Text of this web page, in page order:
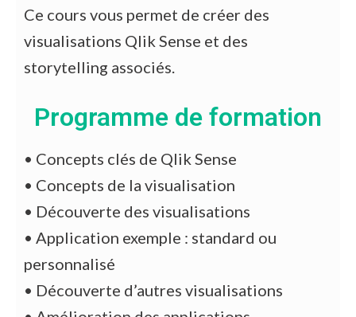
Ce cours vous permet de créer des
visualisations Qlik Sense et des
storytelling associés.
Programme de formation
• Concepts clés de Qlik Sense
• Concepts de la visualisation
• Découverte des visualisations
• Application exemple : standard ou
personnalisé
• Découverte d’autres visualisations